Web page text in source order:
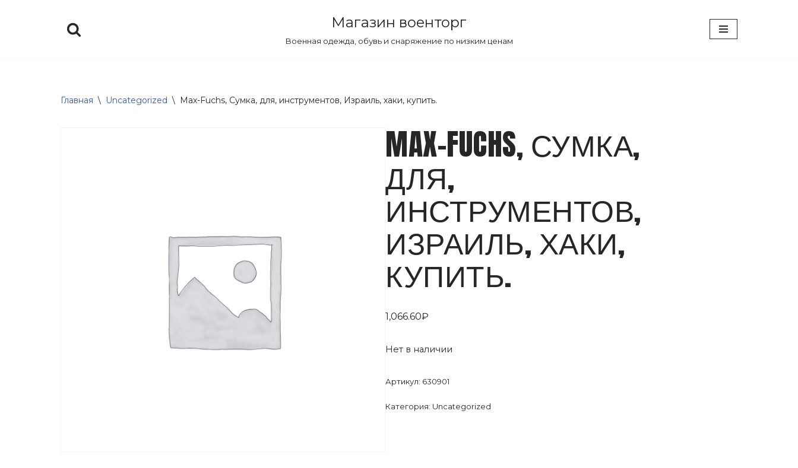
Магазин военторг
Военная одежда, обувь и снаряжение по низким ценам
Главная \ Uncategorized \ Max-Fuchs, Сумка, для, инструментов, Израиль, хаки, купить.
MAX-FUCHS, СУМКА,
ДЛЯ,
ИНСТРУМЕНТОВ,
ИЗРАИЛЬ, ХАКИ,
КУПИТЬ.
1,066.60₽
Нет в наличии
Артикул: 630901
Категория: Uncategorized